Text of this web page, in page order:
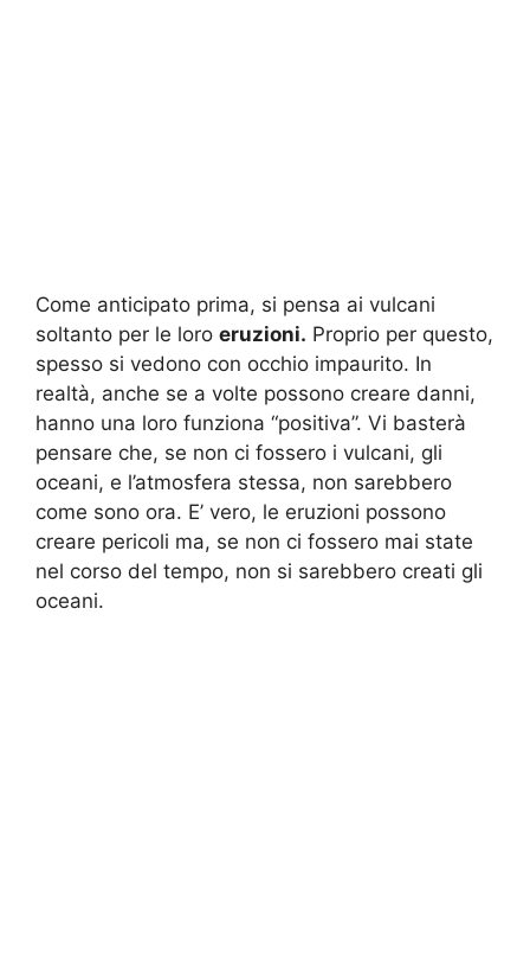
Come anticipato prima, si pensa ai vulcani
soltanto per le loro eruzioni. Proprio per questo,
spesso si vedono con occhio impaurito. In
realtà, anche se a volte possono creare danni,
hanno una loro funziona “positiva”. Vi basterà
pensare che, se non ci fossero i vulcani, gli
oceani, e l’atmosfera stessa, non sarebbero
come sono ora. E’ vero, le eruzioni possono
creare pericoli ma, se non ci fossero mai state
nel corso del tempo, non si sarebbero creati gli
oceani.